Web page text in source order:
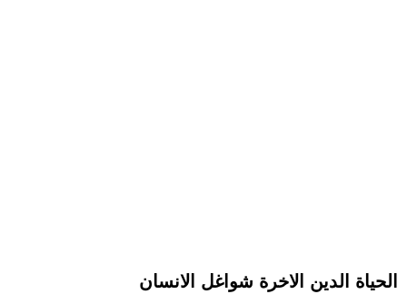
الحياة الدين الاخرة شواغل الانسان